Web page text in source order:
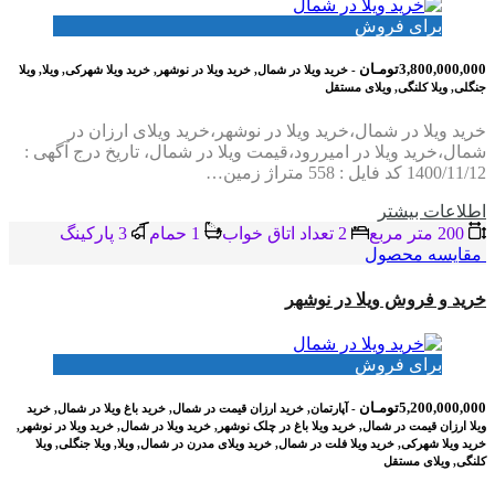
برای فروش
3,800,000,000تومـان
- خرید ویلا در شمال, خرید ویلا در نوشهر, خرید ویلا شهرکی, ویلا, ویلا
جنگلی, ویلا کلنگی, ویلای مستقل
خرید ویلا در شمال،خرید ویلا در نوشهر،خرید ویلای ارزان در
شمال،خرید ویلا در امیررود،قیمت ویلا در شمال، تاریخ درج آگهی :
1400/11/12 کد فایل : 558 متراژ زمین…
اطلاعات بيشتر
مقایسه محصول
خرید و فروش ویلا در نوشهر
برای فروش
5,200,000,000تومـان
- آپارتمان, خرید ارزان قیمت در شمال, خرید باغ ویلا در شمال, خرید
ویلا ارزان قیمت در شمال, خرید ویلا باغ در چلک نوشهر, خرید ویلا در شمال, خرید ویلا در نوشهر,
خرید ویلا شهرکی, خرید ویلا فلت در شمال, خرید ویلای مدرن در شمال, ویلا, ویلا جنگلی, ویلا
کلنگی, ویلای مستقل